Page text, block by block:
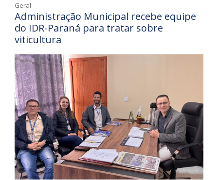
Geral
Administração Municipal recebe equipe
do IDR-Paraná para tratar sobre
viticultura